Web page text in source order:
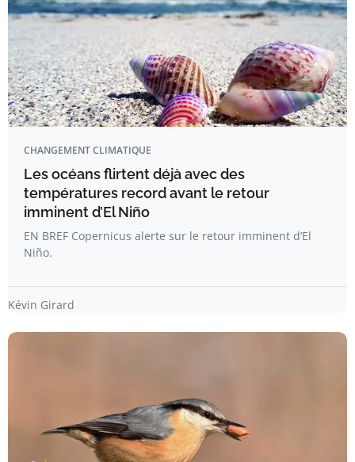
CHANGEMENT CLIMATIQUE
Les océans flirtent déjà avec des
températures record avant le retour
imminent d’El Niño
EN BREF Copernicus alerte sur le retour imminent d’El
Niño.
Kévin Girard